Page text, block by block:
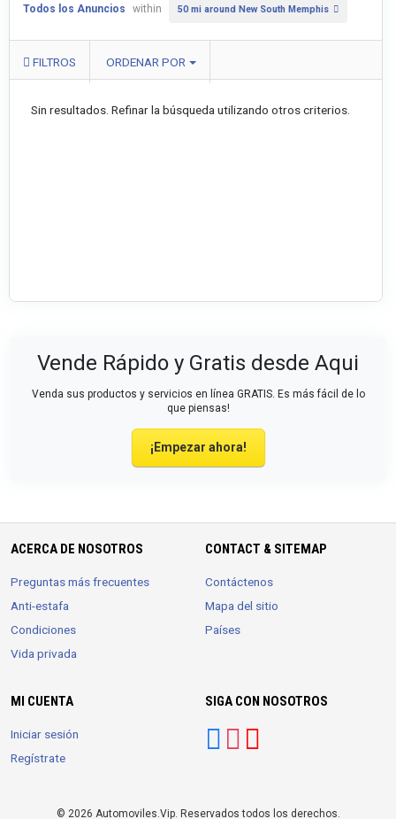
Todos los Anuncios within 50 mi around New South Memphis
FILTROS ORDENAR POR
Sin resultados. Refinar la búsqueda utilizando otros criterios.
Vende Rápido y Gratis desde Aqui
Venda sus productos y servicios en línea GRATIS. Es más fácil de lo
que piensas!
¡Empezar ahora!
ACERCA DE NOSOTROS
Preguntas más frecuentes
Anti-estafa
Condiciones
Vida privada
CONTACT & SITEMAP
Contáctenos
Mapa del sitio
Países
MI CUENTA
Iniciar sesión
Regístrate
SIGA CON NOSOTROS
© 2026 Automoviles.Vip. Reservados todos los derechos.